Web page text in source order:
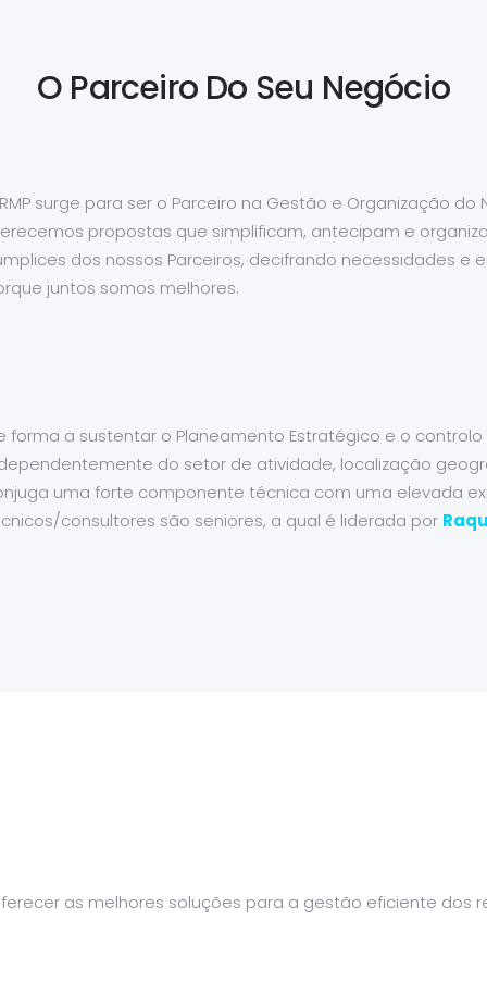
O Parceiro Do Seu Negócio
surge para ser o Parceiro na Gestão e Organização
propostas que simplificam, antecipam e
dos nossos Parceiros, decifrando necessidades
juntos somos melhores.
forma a sustentar o Planeamento Estratégico e o
do setor de atividade, localização
uma forte componente técnica com uma elevada
consultores são seniores, a qual é liderada por
as melhores soluções para a gestão eficiente